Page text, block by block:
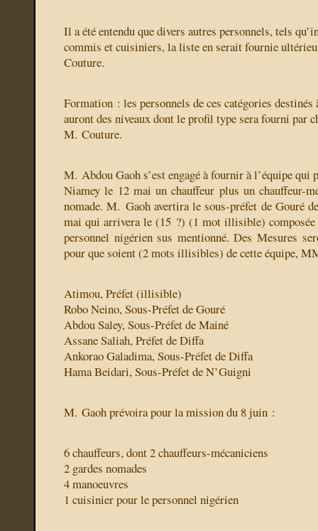
Il a été entendu que divers autres personnels, tels
commis et cuisiniers, la liste en serait fournie
Couture.
Formation : les personnels de ces catégories destinés
auront des niveaux dont le profil type sera fourni par
M. Couture.
M. Abdou Gaoh s’est engagé à fournir à l’équipe qui
Niamey le 12 mai un chauffeur plus un chauffeur-
nomade. M. Gaoh avertira le sous-préfet de Gouré
mai qui arrivera le (15 ?) (1 mot illisible) composée
personnel nigérien sus mentionné. Des Mesures
pour que soient (2 mots illisibles) de cette équipe,
Atimou, Préfet (illisible)
Robo Neino, Sous-Préfet de Gouré
Abdou Saley, Sous-Préfet de Mainé
Assane Saliah, Préfet de Diffa
Ankorao Galadima, Sous-Préfet de Diffa
Hama Beidari, Sous-Préfet de N’Guigni
M. Gaoh prévoira pour la mission du 8 juin :
6 chauffeurs, dont 2 chauffeurs-mécaniciens
2 gardes nomades
4 manoeuvres
1 cuisinier pour le personnel nigérien